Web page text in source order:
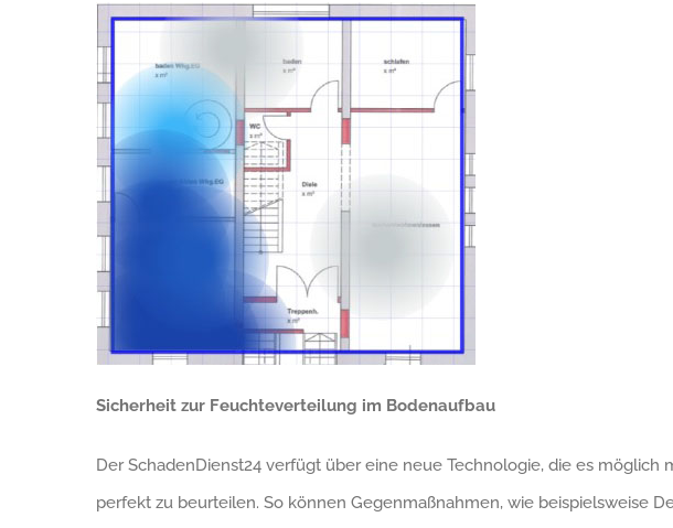
Sicherheit zur Feuchteverteilung im Bodenaufbau
Der SchadenDienst24 verfügt über eine neue Technologie, die es
perfekt zu beurteilen. So können Gegenmaßnahmen, wie beispielsweise